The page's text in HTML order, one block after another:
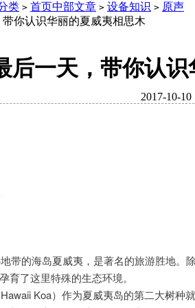
类 > 首页中部文章 > 设备知识 > 原声
你认识华丽的夏威夷相思木
后一天，带你认
2017-10-10
带的海岛夏威夷，是著名的旅游胜地。
育了这里特殊的生态环境。
Koa）作为夏威夷岛的第二大树种